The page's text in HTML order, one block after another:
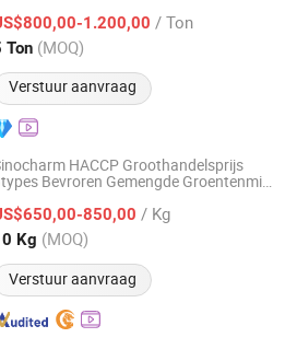
1.200,00 / Ton
Ton (MOQ)
Verstuur aanvraag
HACCP Groothandelsprijs
Bevroren Gemengde Groentenmix
850,00 / Kg
Kg (MOQ)
Verstuur aanvraag
Sinds 2020